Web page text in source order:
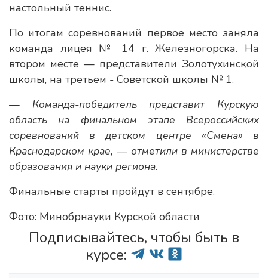
настольный теннис.
По итогам соревнований первое место заняла
команда лицея № 14 г. Железногорска. На
втором месте — представители Золотухинской
школы, на третьем - Советской школы № 1.
— Команда-победитель представит Курскую
область на финальном этапе Всероссийских
соревнований в детском центре «Смена» в
Краснодарском крае, — отметили в министерстве
образования и науки региона.
Финальные старты пройдут в сентябре.
Фото: Минобрнауки Курской области
Подписывайтесь, чтобы быть в
курсе: